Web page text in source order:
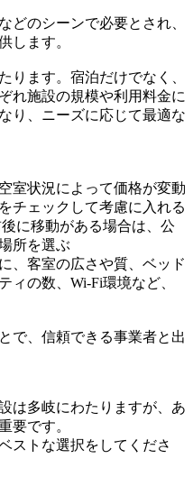
どのシーンで必要とされ、
します。
ります。宿泊だけでなく、
れ施設の規模や利用料金に
り、ニーズに応じて最適な
室状況によって価格が変動
チェックして考慮に入れる
に移動がある場合は、公
所を選ぶ
、客室の広さや質、ベッド
ィの数、Wi-Fi環境など、
で、信頼できる事業者と出
は多岐にわたりますが、あ
要です。
ストな選択をしてくださ